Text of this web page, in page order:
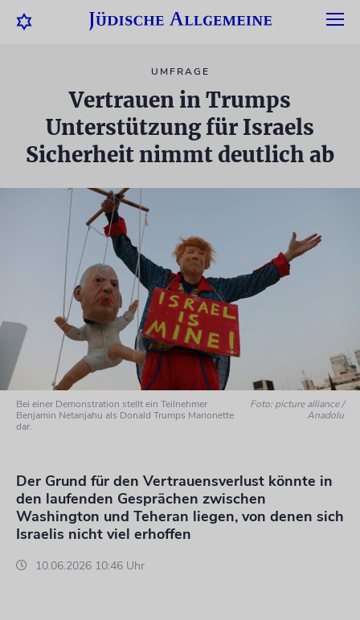
UMFRAGE
Vertrauen in Trumps
Unterstützung für Israels
Sicherheit nimmt deutlich ab
Bei einer Demonstration stellt ein Teilnehmer
Benjamin Netanjahu als Donald Trumps Marionette
dar.
Foto: picture alliance /
Anadolu
Der Grund für den Vertrauensverlust könnte in
den laufenden Gesprächen zwischen
Washington und Teheran liegen, von denen sich
Israelis nicht viel erhoffen
10.06.2026 10:46 Uhr